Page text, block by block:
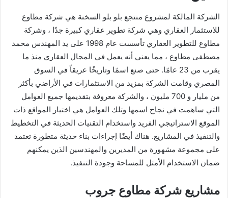
الشركة المالكة لمشروع منتجع بلو بلو السخنة هي شركة مطاوع
للاستثمار العقاري وهي شركة تطوير عقاري كبيرة جدًا ، وشركة
مطاوع للتطوير العقاري تأسست عام 1998 على يد المهندس محمد
مصطفى مطاوع ، مما يعني أنه يعمل في المجال العقاري منذ ما
يقرب من 23 عامًا. حتى صنع اسمًا وتاريخًا عريقاً في السوق
المصري وقامت الشركة بمزيد من الاستثمارات في الأراضي بأكثر
من مليار و 700 مليون ، والشركة معروفة بتقديمها جميع العوامل
التي ساهمت في نجاح اسمها وتلك العوامل هي اختيار المواقع ذات
الموقع الاستراتيجي الفريد واستخدام التقنيات الحديثة في التخطيط
والتنفيذ في المشاريع. هناك أيضًا إجراءات بناء حديثة متطورة تعتمد
على مجموعة مشهورة من المديرين والمهندسين الذين يمكنهم
ضمان الاستخدام الأمثل للمساحة وجودة التنفيذ.
مشاريع شركة مطاوع جروب